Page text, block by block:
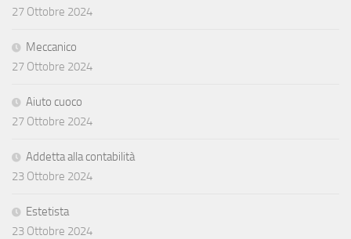
27 Ottobre 2024
Meccanico
27 Ottobre 2024
Aiuto cuoco
27 Ottobre 2024
Addetta alla contabilità
23 Ottobre 2024
Estetista
23 Ottobre 2024